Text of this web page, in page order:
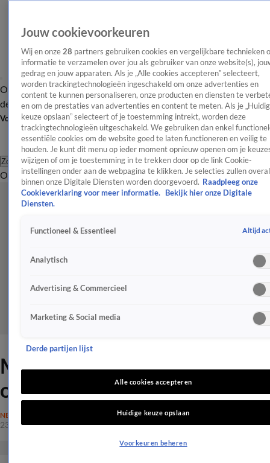
OverzichtAfleveringen Entertainment TV Algemeen
Tip
de redactieNieuwsbrief
Volg Shownieuws
Zoeken
OverzichtEntertainmentSpraakmakendRealityCrimeVideo's
Melissa Kremer (25)
overleden
NEDERLAND
23 mrt 2021, 15:10
Jouw cookievoorkeuren
Wij en onze 28 partners gebruiken cookies en vergelijkbare technieken
informatie te verzamelen over jou als gebruiker van onze website(s),
gedrag en jouw apparaten. Als je „Alle cookies accepteren” selecteert,
worden trackingtechnologieën ingeschakeld om onze advertenties en
content te kunnen personaliseren, onze producten en diensten te
en om de prestaties van advertenties en content te meten. Als je
keuze opslaan” selecteert of je toestemming intrekt, worden deze
trackingtechnologieën uitgeschakeld. We gebruiken dan enkel
essentiële cookies om de website goed te laten functioneren en veilig te
houden. Je kunt dit menu op ieder moment opnieuw openen om je
wijzigen of om je toestemming in te trekken door op de link Cookie-
instellingen onder aan de webpagina te klikken. Je selecties zullen overal
binnen onze Digitale Diensten worden doorgevoerd. Raadpleeg onze
Cookieverklaring voor meer informatie.
Bekijk hier onze Digitale
Diensten.
Functioneel & Essentieel Altijd
Analytisch
Advertising & Commercieel
Marketing & Social media
Derde partijen lijst
Alle cookies accepteren
Huidige keuze opslaan
Voorkeuren beheren